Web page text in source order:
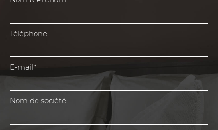
Téléphone
E-mail*
Nom de société